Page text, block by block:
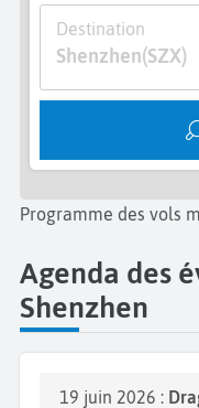
Destination
Shenzhen(SZX)
Programme des vols
Agenda des
Shenzhen
19 juin 2026 :